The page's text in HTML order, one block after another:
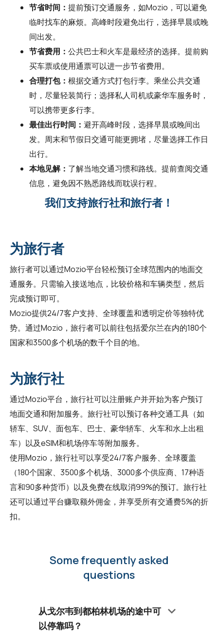
节省时间： 提前预订交通服务，如Mozio，可以避免
临时找车的麻烦。高峰时段避免出行，选择早晨或晚
间出发。
节省费用： 公共巴士和火车是最经济的选择。提前购
买车票或使用通票可以进一步节省费用。
合理打包： 根据交通方式打包行李。乘坐公共交通
时，尽量轻装简行；选择私人司机或豪华车服务时，
可以携带更多行李。
最佳出行时间： 避开高峰时段，选择早晨或晚间出
发。周末和节假日交通可能更拥堵，尽量选择工作日
出行。
本地见解： 了解当地交通习惯和路线。提前查阅交通
信息，避免因不熟悉路线而耽误行程。
我们支持旅行社和旅行者！
为旅行者
旅行者可以通过Mozio平台轻松预订全球范围内的地面交
通服务。只需输入接送地点，比较价格和车辆类型，然后
完成预订即可。
Mozio提供24/7客户支持、全球覆盖和透明定价等独特优
势。通过Mozio，旅行者可以前往包括爱尔兰在内的180个
国家和3500多个机场的数千个目的地。
为旅行社
通过Mozio平台， 旅行社可以注册账户并开始为客户预订
地面交通和附加服务。旅行社可以预订各种交通工具（如
轿车、SUV、面包车、巴士、豪华轿车、火车和水上出租
车）以及eSIM和机场停车等附加服务。
使用Mozio， 旅行社可以享受24/7客户服务、全球覆盖
（180个国家、3500多个机场、3000多个供应商、17种语
言和90多种货币）以及免费在线取消99%的预订。旅行社
还可以通过平台赚取额外佣金，并享受所有交通费5%的折
扣。
Some frequently asked
questions
从戈尔韦到都柏林机场的途中可
以停靠吗？
keyboard_arrow_down